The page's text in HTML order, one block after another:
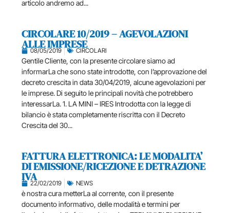
articolo andremo ad...
CIRCOLARE 10/2019 – AGEVOLAZIONI
ALLE IMPRESE
08/05/2019 CIRCOLARI
Gentile Cliente, con la presente circolare siamo ad
informarLa che sono state introdotte, con l’approvazione del
decreto crescita in data 30/04/2019, alcune agevolazioni per
le imprese. Di seguito le principali novità che potrebbero
interessarLa. 1. LA MINI – IRES Introdotta con la legge di
bilancio è stata completamente riscritta con il Decreto
Crescita del 30...
FATTURA ELETTRONICA: LE MODALITA’
DI EMISSIONE/RICEZIONE E DETRAZIONE
IVA22/02/2019 NEWS
è nostra cura metterLa al corrente, con il presente
documento informativo, delle modalità e termini per